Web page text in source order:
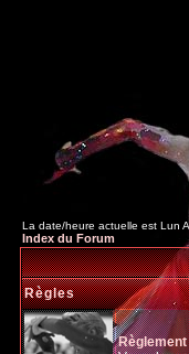
La date/heure actuelle est Lun
Index du Forum
Règles
Règlement